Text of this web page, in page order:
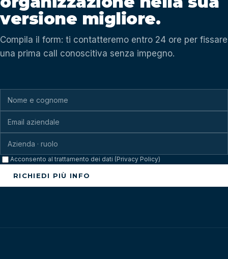
versione migliore.
Compila il form: ti contatteremo entro 24 ore per fissare
una prima call conoscitiva senza impegno.
Acconsento al trattamento dei dati (Privacy Policy)
RICHIEDI PIÙ INFO